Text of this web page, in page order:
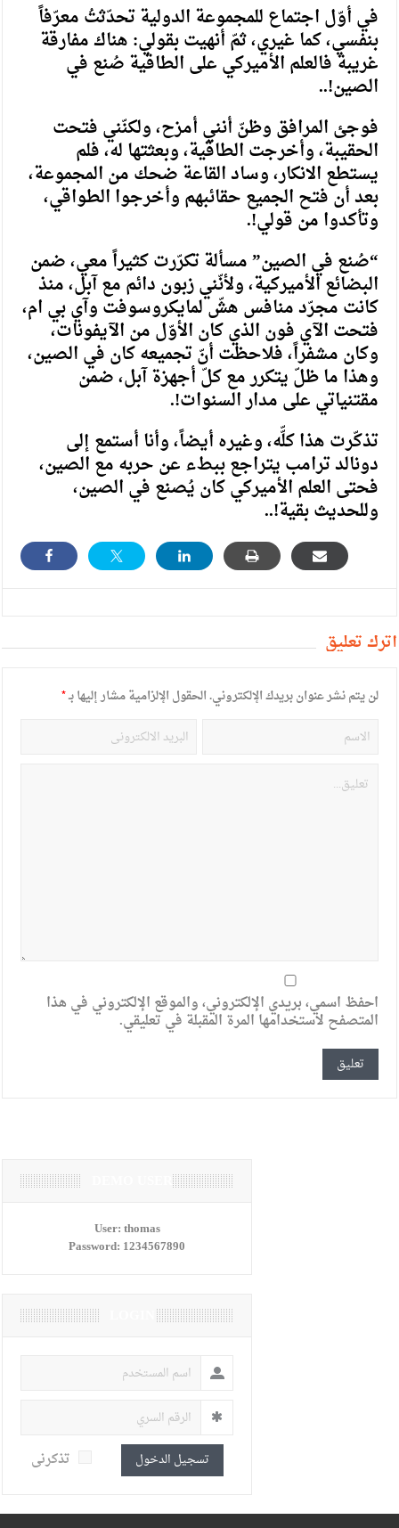
في أوّل اجتماع للمجموعة الدولية تحدّثتُ معرّفاً
بنفسي، كما غيري، ثمّ أنهيت بقولي: هناك مفارقة
غريبة فالعلم الأميركي على الطاقية صُنع في
الصين!..
فوجئ المرافق وظنّ أنني أمزح، ولكنّني فتحت
الحقيبة، وأخرجت الطاقية، وبعثتها له، فلم
يستطع الانكار، وساد القاعة ضحك من المجموعة،
بعد أن فتح الجميع حقائبهم وأخرجوا الطواقي،
وتأكدوا من قولي!.
“صُنع في الصين” مسألة تكرّرت كثيراً معي، ضمن
البضائع الأميركية، ولأنّني زبون دائم مع آبل، منذ
كانت مجرّد منافس هشّ لمايكروسوفت وآي بي ام،
فتحت الآي فون الذي كان الأوّل من الآيفونات،
وكان مشفراً، فلاحظت أنّ تجميعه كان في الصين،
وهذا ما ظلّ يتكرر مع كلّ أجهزة آبل، ضمن
مقتنياتي على مدار السنوات!.
تذكّرت هذا كلّّه، وغيره أيضاً، وأنا أستمع إلى
دونالد ترامب يتراجع ببطء عن حربه مع الصين،
فحتى العلم الأميركي كان يُصنع في الصين،
وللحديث بقية!..
أترك تعليق
لن يتم نشر عنوان بريدك الإلكتروني.الحقول الإلزامية مشار إليها بـ*
احفظ اسمي، بريدي الإلكتروني، والموقع الإلكتروني في هذا
المتصفح لاستخدامها المرة المقبلة في تعليقي.
User:thomas
Password: 1234567890
تسجيل الدخول تذكرنى